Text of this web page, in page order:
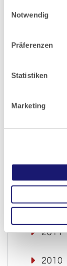
Notwendig
Präferenzen
Statistiken
Marketing
2012
2011
2010